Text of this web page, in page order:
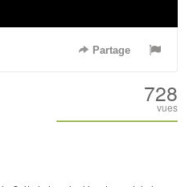
Partage
728
vues